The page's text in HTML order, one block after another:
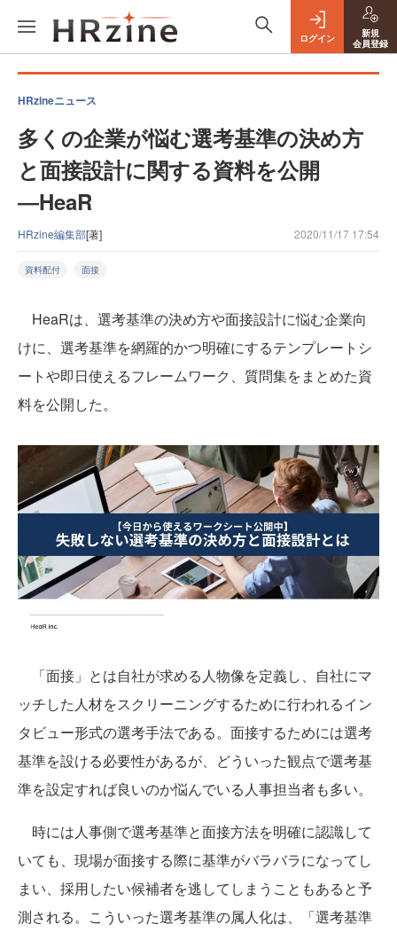
ログイン
新規
会員登録
HRzineニュース
多くの企業が悩む選考基準の決め方
と面接設計に関する資料を公開
―HeaR
HRzine編集部[著] 2020/11/17 17:54
資料配付 面接
HeaRは、選考基準の決め方や面接設計に悩む企業向
けに、選考基準を網羅的かつ明確にするテンプレートシ
ートや即日使えるフレームワーク、質問集をまとめた資
料を公開した。
「面接」とは自社が求める人物像を定義し、自社にマ
ッチした人材をスクリーニングするために行われるイン
タビュー形式の選考手法である。面接するためには選考
基準を設ける必要性があるが、どういった観点で選考基
準を設定すれば良いのか悩んでいる人事担当者も多い。
時には人事側で選考基準と面接方法を明確に認識して
いても、現場が面接する際に基準がバラバラになってし
まい、採用したい候補者を逃してしまうこともあると予
測される。こういった選考基準の属人化は、「選考基準